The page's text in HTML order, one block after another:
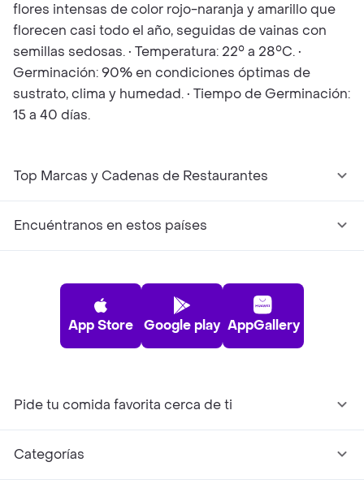
flores intensas de color rojo-naranja y amarillo que
florecen casi todo el año, seguidas de vainas con
semillas sedosas. • Temperatura: 22° a 28°C. •
Germinación: 90% en condiciones óptimas de
sustrato, clima y humedad. • Tiempo de Germinación:
15 a 40 días.
Top Marcas y Cadenas de Restaurantes
Encuéntranos en estos países
App Store Google play AppGallery
Pide tu comida favorita cerca de ti
Categorías